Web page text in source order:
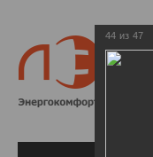
44 из 47